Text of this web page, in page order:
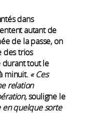
dans
autant de
de la passe, on
des trios
durant tout le
minuit. « Ces
relation
souligne le
en quelque sorte